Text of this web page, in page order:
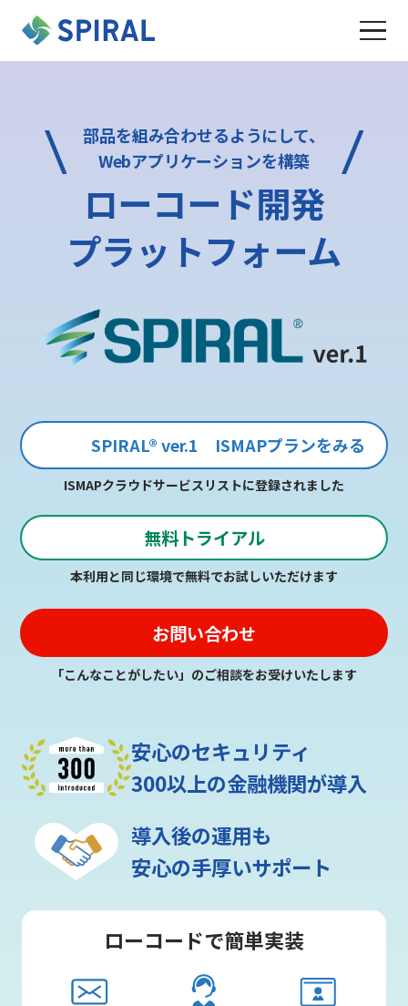
部品を組み合わせるようにして、
Webアプリケーションを構築
ローコード開発
プラットフォーム
安心のセキュリティ
300以上の金融機関が導入
導入後の運用も
安心の手厚いサポート
ローコードで簡単実装
SPIRAL®︎ ver.1 ISMAPプランをみる
ISMAPクラウドサービスリストに登録されました
無料トライアル
本利用と同じ環境で無料でお試しいただけます
お問い合わせ
「こんなことがしたい」のご相談をお受けいたします